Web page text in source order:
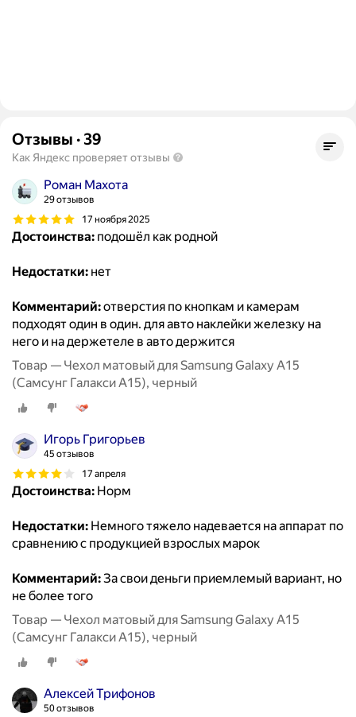
Отзывы · 39
Как Яндекс проверяет отзывы
Роман Махота
29 отзывов
17 ноября 2025
Достоинства: подошёл как родной
Недостатки: нет
Комментарий:отверстия по кнопкам и камерам
подходят один в один. для авто наклейки железку на
него и на держетеле в авто держится
Товар — Чехол матовый для Samsung Galaxy A15
(Самсунг Галакси А15), черный
Игорь Григорьев
45 отзывов
17 апреля
Достоинства: Норм
Недостатки: Немного тяжело надевается на аппарат по
сравнению с продукцией взрослых марок
Комментарий:За свои деньги приемлемый вариант, но
не более того
Товар — Чехол матовый для Samsung Galaxy A15
(Самсунг Галакси А15), черный
Алексей Трифонов
50 отзывов